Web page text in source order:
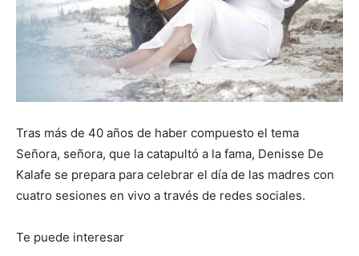
Tras más de 40 años de haber compuesto el tema
Señora, señora, que la catapultó a la fama, Denisse De
Kalafe se prepara para celebrar el día de las madres con
cuatro sesiones en vivo a través de redes sociales.
Te puede interesar